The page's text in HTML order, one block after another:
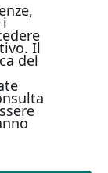
i
Il
del